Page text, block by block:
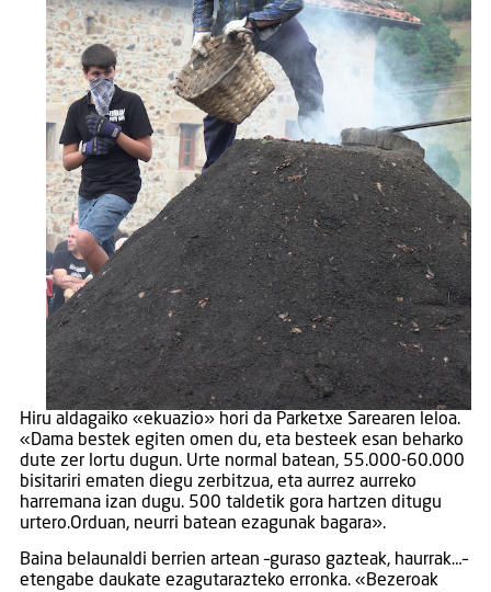
Hiru aldagaiko «ekuazio» hori da Parketxe Sarearen leloa.
«Dama bestek egiten omen du, eta besteek esan beharko
dute zer lortu dugun. Urte normal batean, 55.000-60.000
bisitariri ematen diegu zerbitzua, eta aurrez aurreko
harremana izan dugu. 500 taldetik gora hartzen ditugu
urtero.Orduan, neurri batean ezagunak bagara».
Baina belaunaldi berrien artean –guraso gazteak, haurrak…–
etengabe daukate ezagutarazteko erronka. «Bezeroak